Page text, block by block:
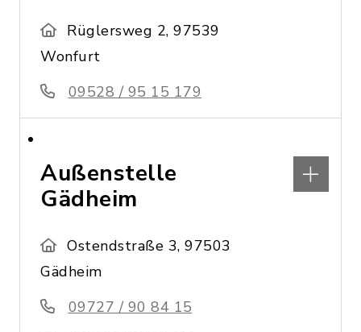
Rüglersweg 2, 97539
Wonfurt
09528 / 95 15 179
Außenstelle
Gädheim
Ostendstraße 3, 97503
Gädheim
09727 / 90 84 15